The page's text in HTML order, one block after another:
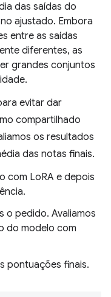
das saídas do
ajustado. Embora
entre as saídas
diferentes, as
grandes conjuntos
evitar dar
compartilhado
os resultados
das notas finais.
com LoRA e depois
o pedido. Avaliamos
do modelo com
pontuações finais.